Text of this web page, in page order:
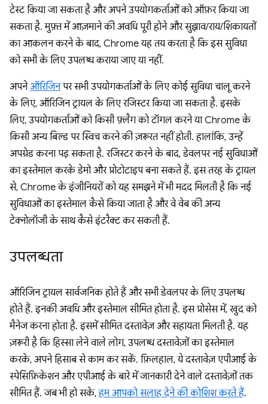
टेस्ट किया जा सकता है और अपने उपयोगकर्ताओं को ऑफ़र किया जा
सकता है. मुफ़्त में आज़माने की अवधि पूरी होने और सुझाव/राय/शिकायतों
का आकलन करने के बाद, Chrome यह तय करता है कि इस सुविधा
को सभी के लिए उपलब्ध कराया जाए या नहीं.
अपनेऑरिजिनपर सभी उपयोगकर्ताओं के लिए कोई सुविधा चालू करने
के लिए, ऑरिजिन ट्रायल के लिए रजिस्टर किया जा सकता है. इसके
लिए, उपयोगकर्ताओं को किसी फ़्लैग को टॉगल करने या Chrome के
किसी अन्य बिल्ड पर स्विच करने की ज़रूरत नहीं होती. हालांकि, उन्हें
अपग्रेड करना पड़ सकता है. रजिस्टर करने के बाद, डेवलपर नई सुविधाओं
का इस्तेमाल करके डेमो और प्रोटोटाइप बना सकते हैं. इस तरह के ट्रायल
से, Chrome के इंजीनियरों को यह समझने में भी मदद मिलती है कि नई
सुविधाओं का इस्तेमाल कैसे किया जाता है और वे वेब की अन्य
टेक्नोलॉजी के साथ कैसे इंटरैक्ट कर सकती हैं.
उपलब्धता
ऑरिजिन ट्रायल सार्वजनिक होते हैं और सभी डेवलपर के लिए उपलब्ध
होते हैं. इनकी अवधि और इस्तेमाल सीमित होता है. इस प्रोसेस में, खुद को
मैनेज करना होता है. इसमें सीमित दस्तावेज़ और सहायता मिलती है. यह
ज़रूरी है कि हिस्सा लेने वाले लोग, उपलब्ध दस्तावेज़ों का इस्तेमाल
करके, अपने हिसाब से काम कर सकें. फ़िलहाल, ये दस्तावेज़ एपीआई के
स्पेसिफ़िकेशन और एपीआई के बारे में जानकारी देने वाले दस्तावेज़ों तक
सीमित हैं. जब भी हो सके,हम आपको सलाह देने की कोशिश करते हैं.